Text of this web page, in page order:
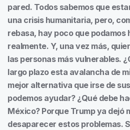
pared. Todos sabemos que
una crisis humanitaria, pero,
rebasa, hay poco que
realmente. Y, una vez más,
las personas más vulnerables.
largo plazo esta avalancha de
mejor alternativa que irse de
podemos ayudar? ¿Qué debe
México? Porque Trump ya dejó
desaparecer estos problemas.